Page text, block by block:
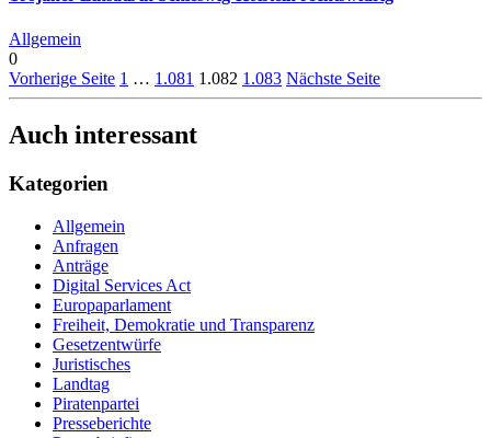
Allgemein
0
Vorherige Seite 1 … 1.081 1.082 1.083 Nächste Seite
Auch interessant
Kategorien
Allgemein
Anfragen
Anträge
Digital Services Act
Europaparlament
Freiheit, Demokratie und Transparenz
Gesetzentwürfe
Juristisches
Landtag
Piratenpartei
Presseberichte